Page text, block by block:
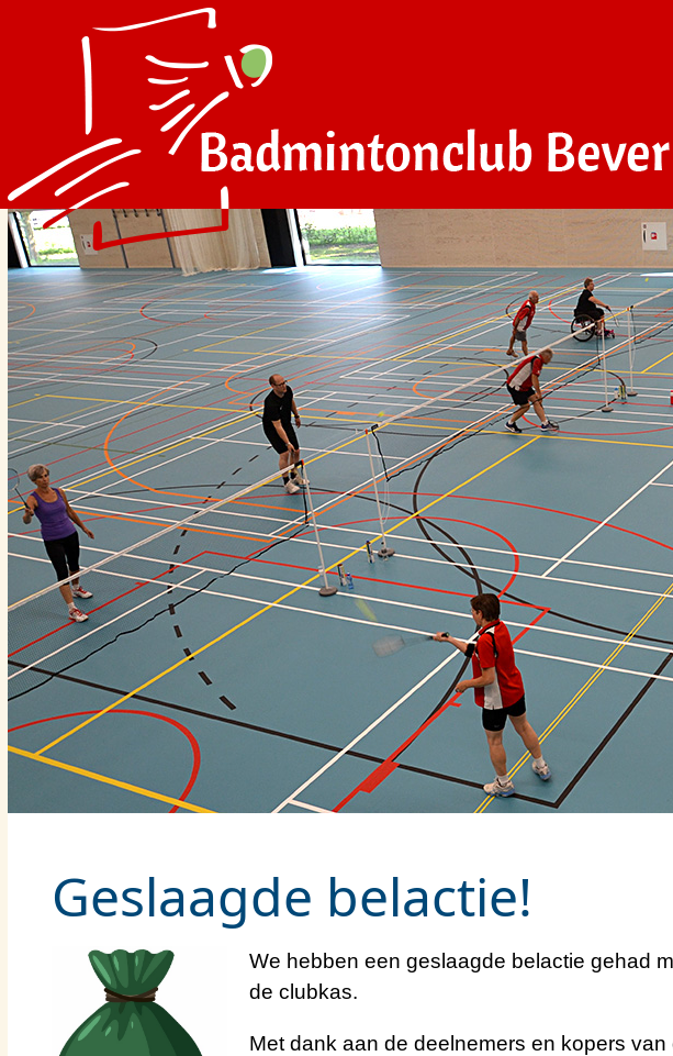
Geslaagde belactie!
We hebben een geslaagde belactie gehad
de clubkas.
Met dank aan de deelnemers en kopers van